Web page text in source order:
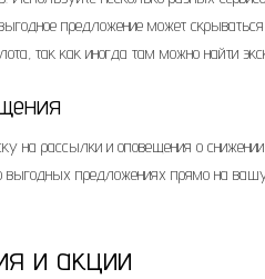
предложение может
так как иногда там можно найти
на рассылки и оповещения о
предложениях прямо на
и акции